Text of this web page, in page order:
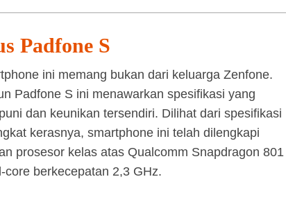
Padfone S
ini memang bukan dari keluarga Zenfone.
Padfone S ini menawarkan spesifikasi yang
dan keunikan tersendiri. Dilihat dari spesifikasi
kerasnya, smartphone ini telah dilengkapi
prosesor kelas atas Qualcomm Snapdragon 801
core berkecepatan 2,3 GHz.